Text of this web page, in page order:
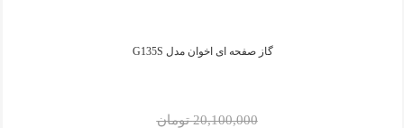
گاز صفحه ای اخوان مدل G135S
20,100,000 تومان